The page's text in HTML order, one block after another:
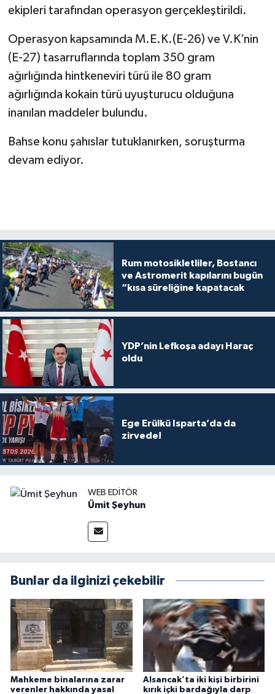
ekipleri tarafından operasyon gerçekleştirildi.
Operasyon kapsamında M.E.K.(E-26) ve V.K’nin
(E-27) tasarruflarında toplam 350 gram
ağırlığında hintkeneviri türü ile 80 gram
ağırlığında kokain türü uyuşturucu olduğuna
inanılan maddeler bulundu.
Bahse konu şahıslar tutuklanırken, soruşturma
devam ediyor.
Rum motosikletliler, Bostancı
ve Astromerit kapılarını bugün
“kısa süreliğine kapatacak
YDP’nin Lefkoşa adayı Haraç
oldu
Ege Erülkü Isparta’da da
zirvede!
WEB EDITÖR
Ümit Şeyhun
Bunlar da ilginizi çekebilir
Mahkeme binalarına zarar
verenler hakkında yasal
Alsancak’ta iki kişi birbirini
kırık içki bardağıyla darp